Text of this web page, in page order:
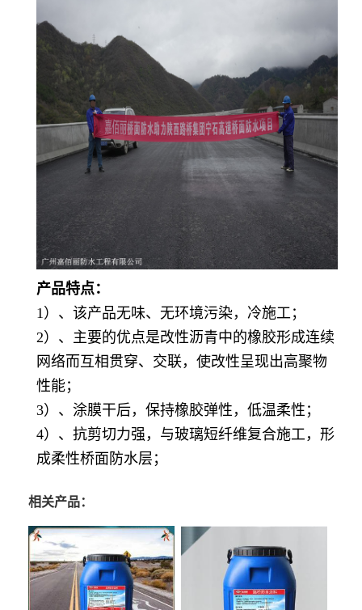
产品特点：
1）、该产品无味、无环境污染，冷施工；
2）、主要的优点是改性沥青中的橡胶形成连续
网络而互相贯穿、交联，使改性呈现出高聚物
性能；
3）、涂膜干后，保持橡胶弹性，低温柔性；
4）、抗剪切力强，与玻璃短纤维复合施工，形
成柔性桥面防水层；
相关产品：